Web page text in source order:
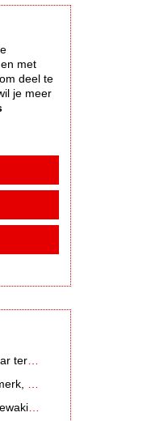
met
deel te
je meer